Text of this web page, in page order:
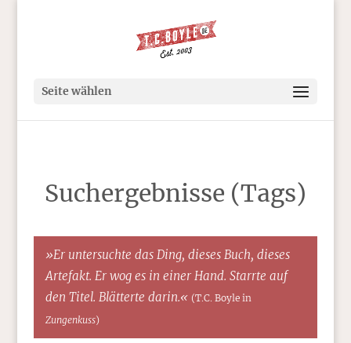
Seite wählen
Suchergebnisse (Tags)
»Er untersuchte das Ding, dieses Buch, dieses
Artefakt. Er wog es in einer Hand. Starrte auf
den Titel. Blätterte darin.« (T.C. Boyle in
Zungenkuss)